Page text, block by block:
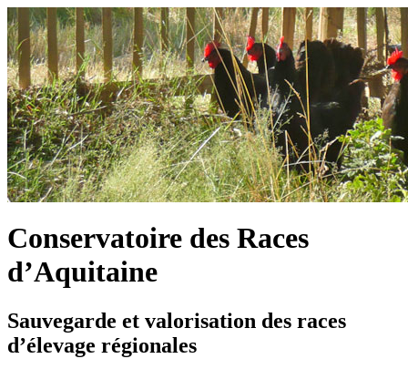
Conservatoire des Races
d’Aquitaine
Sauvegarde et valorisation des races
d’élevage régionales